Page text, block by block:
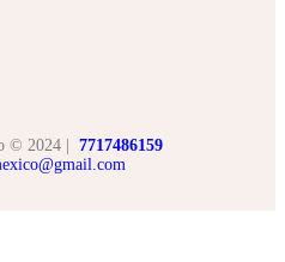
© 2024 | 7717486159